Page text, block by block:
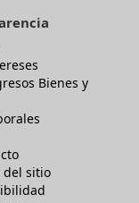
Bienes y
del sitio